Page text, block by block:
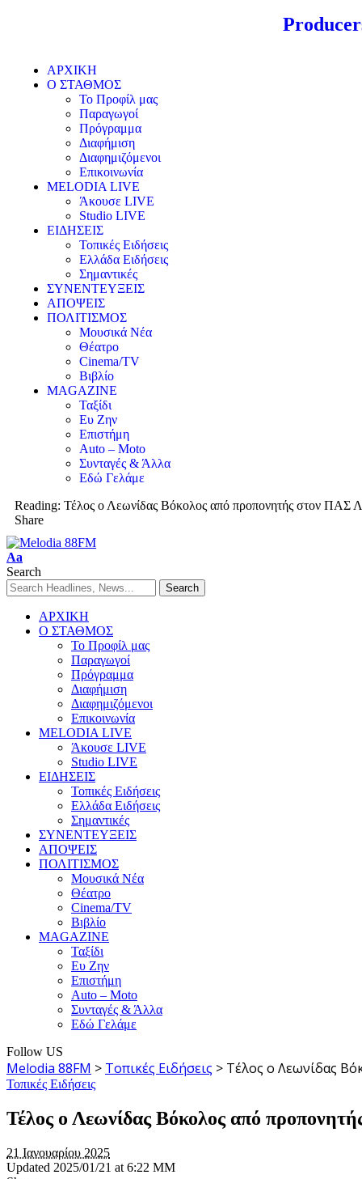
ΑΡΧΙΚΗ
Ο ΣΤΑΘΜΟΣ
Το Προφίλ μας
Παραγωγοί
Πρόγραμμα
Διαφήμιση
Διαφημιζόμενοι
Επικοινωνία
MELODIA LIVE
Άκουσε LIVE
Studio LIVE
ΕΙΔΗΣΕΙΣ
Τοπικές Ειδήσεις
Ελλάδα Ειδήσεις
Σημαντικές
ΣΥΝΕΝΤΕΥΞΕΙΣ
ΑΠΟΨΕΙΣ
ΠΟΛΙΤΙΣΜΟΣ
Μουσικά Νέα
Θέατρο
Cinema/TV
Βιβλίο
MAGAZINE
Ταξίδι
Ευ Ζην
Επιστήμη
Auto – Moto
Συνταγές & Άλλα
Εδώ Γελάμε
Reading: Τέλος ο Λεωνίδας Βόκολος από προπονητής στον ΠΑΣ
Share
Aa
Search
ΑΡΧΙΚΗ
Ο ΣΤΑΘΜΟΣ
Το Προφίλ μας
Παραγωγοί
Πρόγραμμα
Διαφήμιση
Διαφημιζόμενοι
Επικοινωνία
MELODIA LIVE
Άκουσε LIVE
Studio LIVE
ΕΙΔΗΣΕΙΣ
Τοπικές Ειδήσεις
Ελλάδα Ειδήσεις
Σημαντικές
ΣΥΝΕΝΤΕΥΞΕΙΣ
ΑΠΟΨΕΙΣ
ΠΟΛΙΤΙΣΜΟΣ
Μουσικά Νέα
Θέατρο
Cinema/TV
Βιβλίο
MAGAZINE
Ταξίδι
Ευ Ζην
Επιστήμη
Auto – Moto
Συνταγές & Άλλα
Εδώ Γελάμε
Follow US
Melodia 88FM > Τοπικές Ειδήσεις > Τέλος ο Λεωνίδας
Τοπικές Ειδήσεις
Τέλος ο Λεωνίδας Βόκολος από
21 Ιανουαρίου 2025
Updated 2025/01/21 at 6:22 ΜΜ